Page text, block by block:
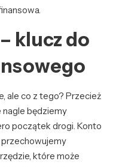
klucz do
ale co z tego? Przecież
nagle będziemy
początek drogi. Konto
które może